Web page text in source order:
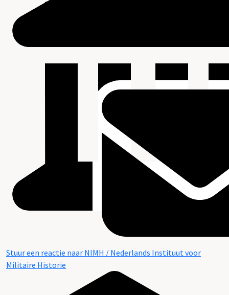
Stuur een reactie naar NIMH / Nederlands Instituut voor
Militaire Historie